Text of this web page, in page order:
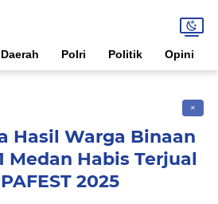
Daerah Polri Politik Opini
✕
Hasil Warga Binaan
Medan Habis Terjual
2025